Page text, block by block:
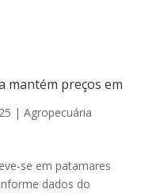
mantém preços em
| Agropecuária
se em patamares
dados do